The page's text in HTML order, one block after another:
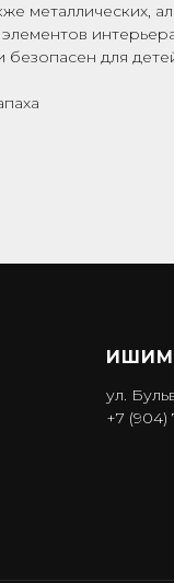
металлических,
для
ул.
+7 (904)